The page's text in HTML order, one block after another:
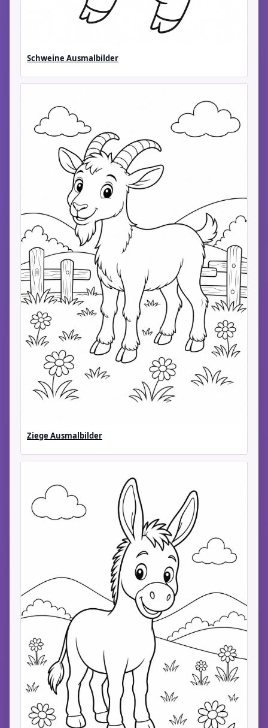
Schweine Ausmalbilder
Ziege Ausmalbilder